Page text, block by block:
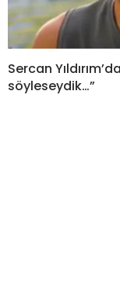
Sercan
söyleseydik…”